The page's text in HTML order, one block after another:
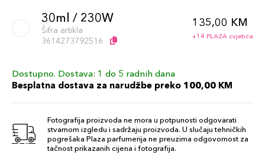
30ml / 230W
Šifra artikla
3614273792516
135,00 KM
+14 PLAZA cvjetića
30ml / 105W
Šifra artikla
135,00 KM
30ml / 330N
Šifra artikla
135,00 KM
Dostupno. Dostava: 1 do 5 radnih dana
Besplatna dostava za narudžbe preko 100,00 KM
Fotografija proizvoda ne mora u potpunosti odgovarati
stvarnom izgledu i sadržaju proizvoda. U slučaju tehničkih
pogrešaka Plaza parfumerija ne preuzima odgovornost za
tačnost prikazanih cijena i fotografija.